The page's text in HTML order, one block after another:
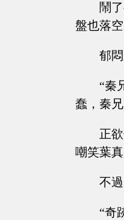
鬧
盤也落空
郁
“秦
蠢，秦
正
嘲笑葉
不
“奇